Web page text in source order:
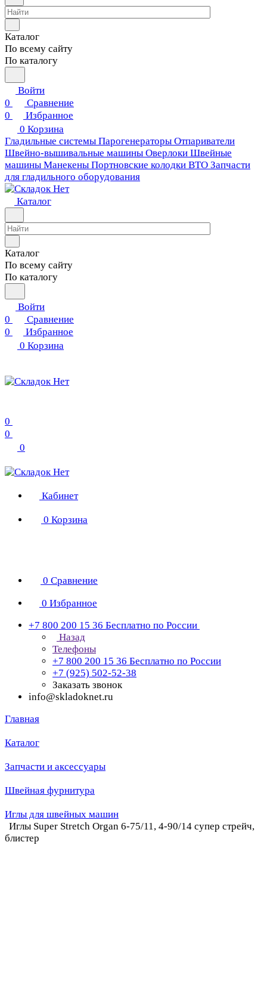
Каталог
По всему сайту
По каталогу
Войти
0
Сравнение
0
Избранное
0 Корзина
Гладильные системы Парогенераторы Отпариватели
Швейно-вышивальные машины Оверлоки Швейные
машины Манекены Портновские колодки ВТО Запчасти
для гладильного оборудования
Каталог
Каталог
По всему сайту
По каталогу
Войти
0
Сравнение
0
Избранное
0 Корзина
0
0
0
Кабинет
0 Корзина
0 Сравнение
0 Избранное
+7 800 200 15 36 Бесплатно по России
Назад
Телефоны
+7 800 200 15 36 Бесплатно по России
+7 (925) 502-52-38
Заказать звонок
info@skladoknet.ru
Главная
Каталог
Запчасти и аксессуары
Швейная фурнитура
Иглы для швейных машин
Иглы Super Stretch Organ 6-75/11, 4-90/14 супер стрейч,
блистер